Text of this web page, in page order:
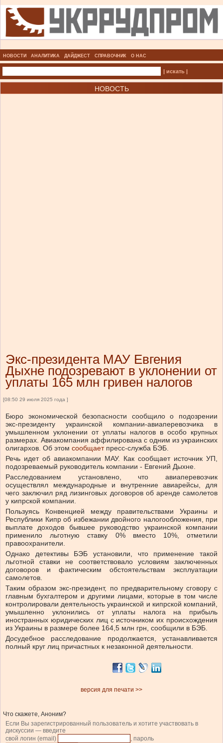
НОВОСТИ АНАЛИТИКА ДАЙДЖЕСТ СПРАВОЧНИК О НАС
| искать |
НОВОСТЬ
Экс-президента МАУ Евгения
Дыхне подозревают в уклонении от
уплаты 165 млн гривен налогов
[08:50 29 июля 2025 года ]
Бюро экономической безопасности сообщило о подозрении
экс-президенту украинской компании-авиаперевозчика в
умышленном уклонении от уплаты налогов в особо крупных
размерах. Авиакомпания аффилирована с одним из украинских
олигархов. Об этом сообщаетпресс-служба БЭБ.
Речь идет об авиакомпании МАУ. Как сообщает источник УП,
подозреваемый руководитель компании - Евгений Дыхне.
Расследованием установлено, что
авиаперевозчик
осуществлял международные и внутренние авиарейсы, для
чего заключил ряд лизинговых договоров об аренде самолетов
у кипрской компании.
Пользуясь Конвенцией между правительствами Украины и
Республики Кипр об избежании двойного налогообложения, при
выплате доходов бывшее руководство украинской компании
применило льготную ставку 0% вместо 10%, отметили
правоохранители.
Однако детективы БЭБ установили, что применение такой
льготной ставки не соответствовало условиям заключенных
договоров и фактическим обстоятельствам эксплуатации
самолетов.
Таким образом экс-президент, по предварительному сговору с
главным бухгалтером и другими лицами, которые в том числе
контролировали деятельность украинской и кипрской компаний,
умышленно уклонились от уплаты налога на прибыль
иностранных юридических лиц с источником их происхождения
из Украины в размере более 164,5 млн грн, сообщили в БЭБ.
Досудебное расследование продолжается, устанавливается
полный круг лиц причастных к незаконной деятельности.
версия для печати >>
Что скажете, Аноним?
Если Вы зарегистрированный пользователь и хотите участвовать в
дискуссии — введите
свой логин (email)
, пароль